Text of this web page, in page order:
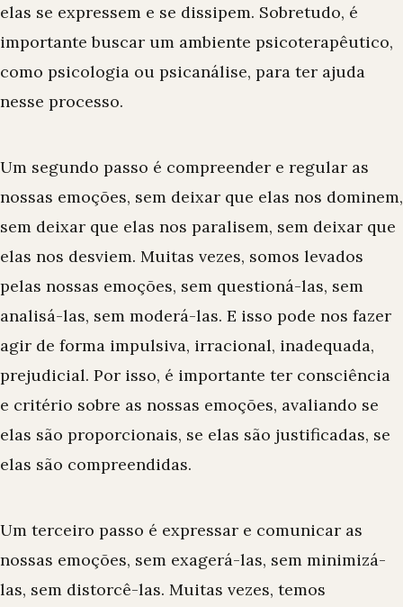
elas se expressem e se dissipem. Sobretudo, é
importante buscar um ambiente psicoterapêutico,
como psicologia ou psicanálise, para ter ajuda
nesse processo.
Um segundo passo é compreender e regular as
nossas emoções, sem deixar que elas nos dominem,
sem deixar que elas nos paralisem, sem deixar que
elas nos desviem. Muitas vezes, somos levados
pelas nossas emoções, sem questioná-las, sem
analisá-las, sem moderá-las. E isso pode nos fazer
agir de forma impulsiva, irracional, inadequada,
prejudicial. Por isso, é importante ter consciência
e critério sobre as nossas emoções, avaliando se
elas são proporcionais, se elas são justificadas, se
elas são compreendidas.
Um terceiro passo é expressar e comunicar as
nossas emoções, sem exagerá-las, sem minimizá-
las, sem distorcê-las. Muitas vezes, temos